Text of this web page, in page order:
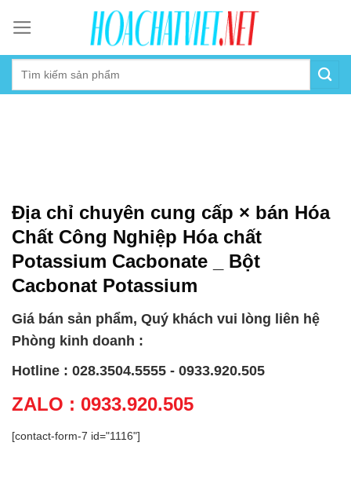
content
Địa chỉ chuyên cung cấp × bán Hóa
Chất Công Nghiệp Hóa chất
Potassium Cacbonate _ Bột
Cacbonat Potassium
Giá bán sản phẩm, Quý khách vui lòng liên hệ
Phòng kinh doanh :
Hotline : 028.3504.5555 - 0933.920.505
ZALO : 0933.920.505
[contact-form-7 id="1116"]